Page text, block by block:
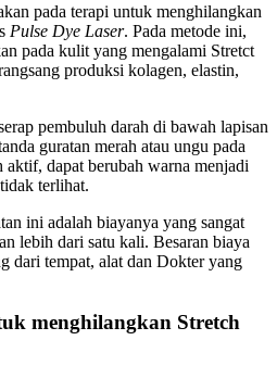
pada terapi untuk menghilangkan
Pulse Dye Laser. Pada metode ini,
pada kulit yang mengalami Stretct
produksi kolagen, elastin,
pembuluh darah di bawah lapisan
guratan merah atau ungu pada
aktif, dapat berubah warna menjadi
terlihat.
ini adalah biayanya yang sangat
lebih dari satu kali. Besaran biaya
dari tempat, alat dan Dokter yang
menghilangkan Stretch